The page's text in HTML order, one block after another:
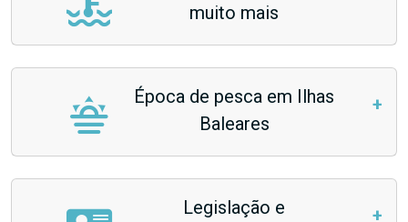
muito mais
Época de pesca em Ilhas
Baleares
Legislação e